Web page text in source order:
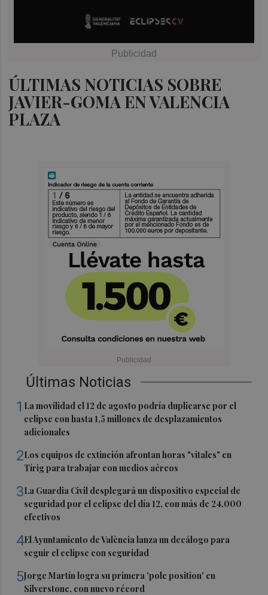
ÚLTIMAS NOTICIAS SOBRE
JAVIER-GOMA EN VALENCIA
PLAZA
Últimas Noticias
1 La movilidad el 12 de agosto podría duplicarse por el
eclipse con hasta 1,5 millones de desplazamientos
adicionales
2Los equipos de extinción afrontan horas "vitales" en
Tírig para trabajar con medios aéreos
3La Guardia Civil desplegará un dispositivo especial de
seguridad por el eclipse del día 12, con más de 24.000
efectivos
4El Ayuntamiento de València lanza un decálogo para
seguir el eclipse con seguridad
5Jorge Martín logra su primera 'pole position' en
Silverstone, con nuevo récord